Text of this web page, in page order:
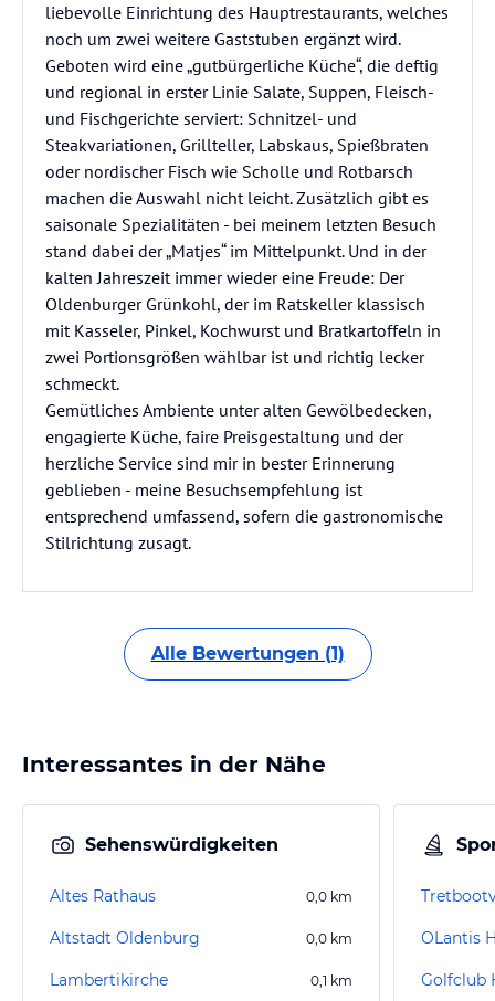
liebevolle Einrichtung des Hauptrestaurants, welches
noch um zwei weitere Gaststuben ergänzt wird.
Geboten wird eine „gutbürgerliche Küche“, die deftig
und regional in erster Linie Salate, Suppen, Fleisch-
und Fischgerichte serviert: Schnitzel- und
Steakvariationen, Grillteller, Labskaus, Spießbraten
oder nordischer Fisch wie Scholle und Rotbarsch
machen die Auswahl nicht leicht. Zusätzlich gibt es
saisonale Spezialitäten - bei meinem letzten Besuch
stand dabei der „Matjes“ im Mittelpunkt. Und in der
kalten Jahreszeit immer wieder eine Freude: Der
Oldenburger Grünkohl, der im Ratskeller klassisch
mit Kasseler, Pinkel, Kochwurst und Bratkartoffeln in
zwei Portionsgrößen wählbar ist und richtig lecker
schmeckt.
Gemütliches Ambiente unter alten Gewölbedecken,
engagierte Küche, faire Preisgestaltung und der
herzliche Service sind mir in bester Erinnerung
geblieben - meine Besuchsempfehlung ist
entsprechend umfassend, sofern die gastronomische
Stilrichtung zusagt.
Alle Bewertungen (1)
Interessantes in der Nähe
Sehenswürdigkeiten
Altes Rathaus 0,0 km
Altstadt Oldenburg 0,0 km
Lambertikirche 0,1 km
OLantis
Golfclub